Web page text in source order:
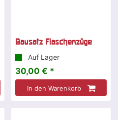
Bausatz Flaschenzüge
Auf Lager
30,00 € *
In den Warenkorb